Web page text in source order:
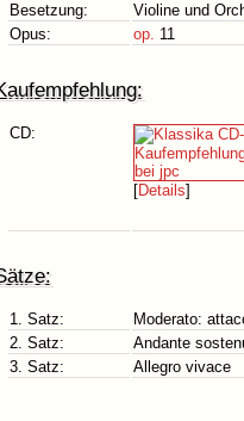
Besetzung:
Violine und
Opus:
op. 11
CD:
[Details]
1. Satz:
Moderato:
2. Satz:
Andante
3. Satz:
Allegro vivace